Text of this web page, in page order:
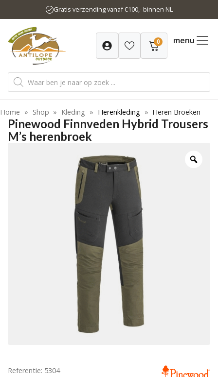
naar
inhoud
Gratis verzending vanaf €100,- binnen NL
0 menu
Producten
zoeken
Home » Shop » Kleding » Herenkleding » Heren Broeken
Pinewood Finnveden Hybrid Trousers
M’s herenbroek
Referentie: 5304